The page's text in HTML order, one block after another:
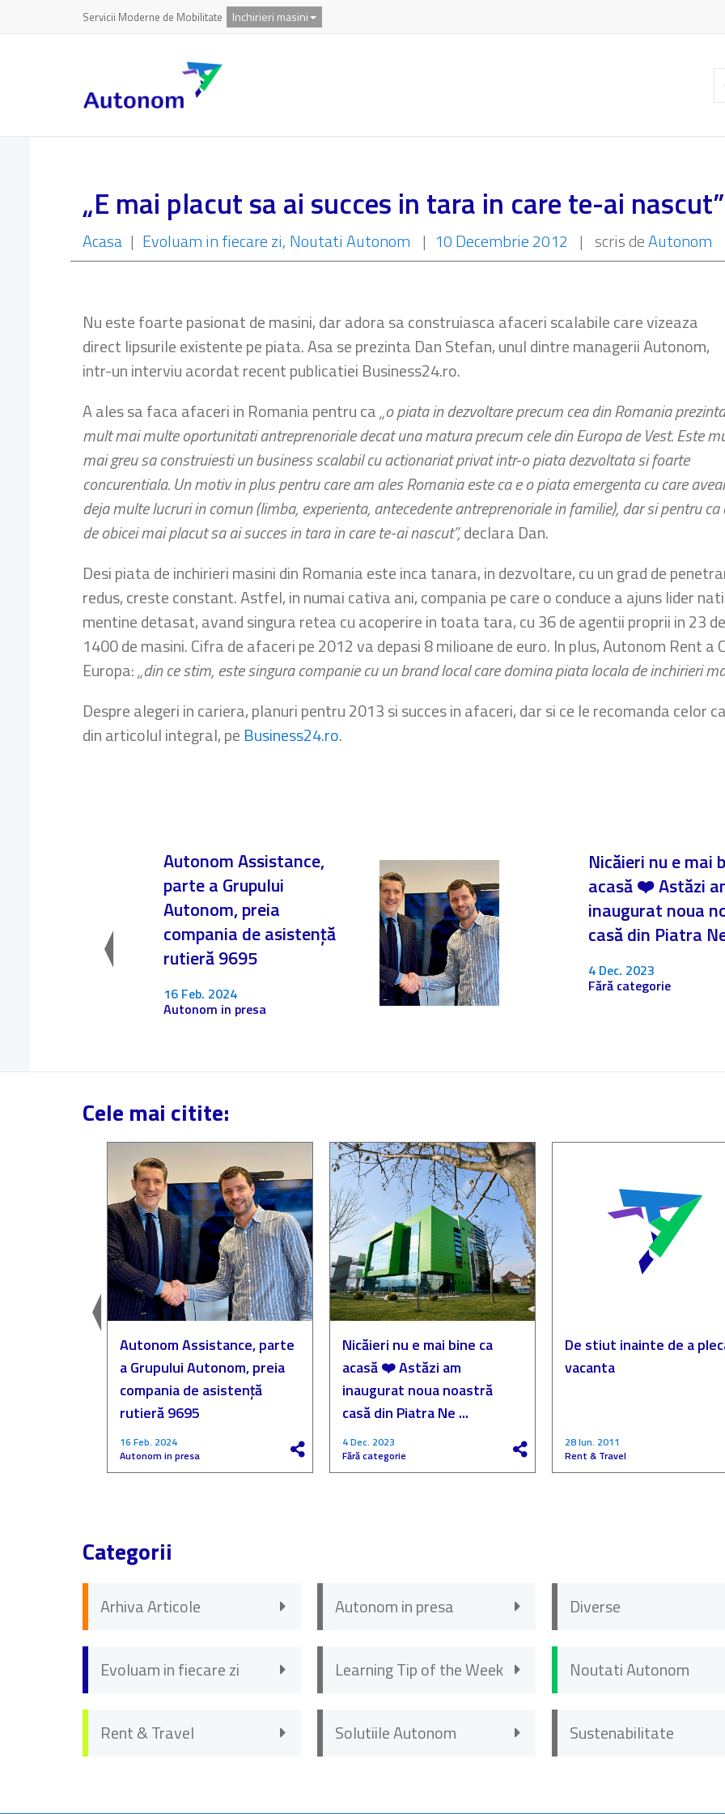
Servicii Moderne de Mobilitate Inchirieri masini
„E mai placut sa ai succes in tara in care te-ai nascut”
Acasa | Evoluam in fiecare zi Noutati Autonom | 10 Decembrie 2012 | scris deAutonom
Nu este foarte pasionat de masini, dar adora sa construiasca afaceri scalabile care vizeaza
direct lipsurile existente pe piata. Asa se prezinta Dan Stefan, unul dintre managerii Autonom,
intr-un interviu acordat recent publicatiei Business24.ro.
A ales sa faca afaceri in Romania pentru ca„o piata in dezvoltare precum cea din Romania prezinta
mult mai multe oportunitati antreprenoriale decat una matura precum cele din Europa de Vest. Este
mai greu sa construiesti un business scalabil cu actionariat privat intr-o piata dezvoltata si foarte
concurentiala. Un motiv in plus pentru care am ales Romania este ca e o piata emergenta cu care
deja multe lucruri in comun (limba, experienta, antecedente antreprenoriale in familie), dar si pentru ca
de obicei mai placut sa ai succes in tara in care te-ai nascut”,declara Dan.
Desi piata de inchirieri masini din Romania este inca tanara, in dezvoltare, cu un grad de
redus, creste constant. Astfel, in numai cativa ani, compania pe care o conduce a ajuns lider
mentine detasat, avand singura retea cu acoperire in toata tara, cu 36 de agentii proprii in 23
1400 de masini. Cifra de afaceri pe 2012 va depasi 8 milioane de euro. In plus, Autonom Rent
Europa:„din ce stim, este singura companie cu un brand local care domina piata locala de inchirieri
Despre alegeri in cariera, planuri pentru 2013 si succes in afaceri, dar si ce le recomanda
din articolul integral, pe Business24.ro.
Autonom Assistance,
parte a Grupului
Autonom, preia
compania de asistență
rutieră 9695
16 Feb. 2024
Autonom in presa
Nicăieri nu e mai
acasă ❤️ Astăzi
inaugurat noua
casă din Piatra
4 Dec. 2023
Fără categorie
Cele mai citite:
Autonom Assistance, parte
a Grupului Autonom, preia
compania de asistență
rutieră 9695
16 Feb. 2024
Autonom in presa
Nicăieri nu e mai bine ca
acasă ❤️ Astăzi am
inaugurat noua noastră
casă din Piatra Ne ...
4 Dec. 2023
Fără categorie
De stiut inainte de a
vacanta
28 Iun. 2011
Rent & Travel
Categorii
Arhiva Articole Autonom in presa Diverse
Evoluam in fiecare zi Learning Tip of the Week Noutati Autonom
Rent & Travel Solutiile Autonom Sustenabilitate